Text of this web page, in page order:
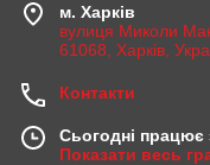
м. Харків
вулиця Миколи
61068, Харків,
Контакти
Сьогодні працює
Показати весь